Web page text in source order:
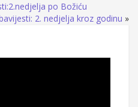
po Božiću
2. nedjelja kroz godinu »